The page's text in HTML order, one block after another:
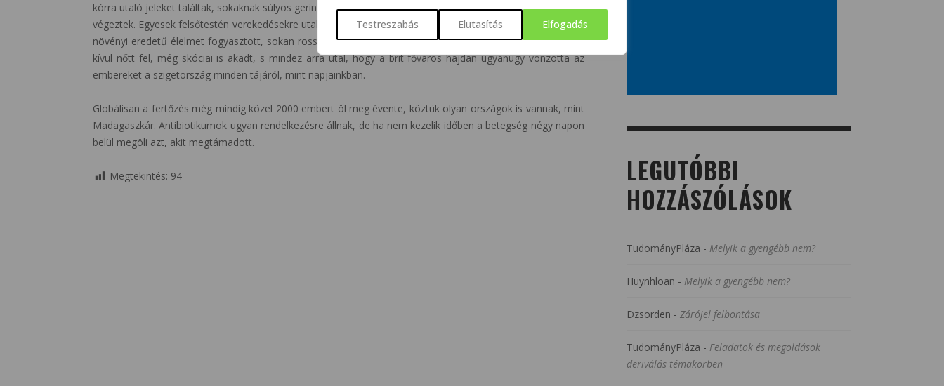
Testreszabás Elutasítás Elfogadás
kórra utaló jeleket találtak, sokaknak súlyos gerincsérüléseik voltak, ami arra utal, hogy nehéz fizikai munkát
végeztek. Egyesek felsőtestén verekedésekre utaló sérülések nyomait fedezték fel. Az elhunytak egyike csak
növényi eredetű élelmet fogyasztott, sokan rosszul tápláltak voltak. A megtaláltak 40 százaléka Londonon
kívül nőtt fel, még skóciai is akadt, s mindez arra utal, hogy a brit főváros hajdan ugyanúgy vonzotta az
embereket a szigetország minden tájáról, mint napjainkban.
Globálisan a fertőzés még mindig közel 2000 embert öl meg évente, köztük olyan országok is vannak, mint
Madagaszkár. Antibiotikumok ugyan rendelkezésre állnak, de ha nem kezelik időben a betegség négy napon
belül megöli azt, akit megtámadott.
Megtekintés: 94
LEGUTÓBBI
HOZZÁSZÓLÁSOK
TudományPláza - Melyik a gyengébb nem?
Huynhloan - Melyik a gyengébb nem?
Dzsorden - Zárójel felbontása
TudományPláza - Feladatok és megoldások
deriválás témakörben